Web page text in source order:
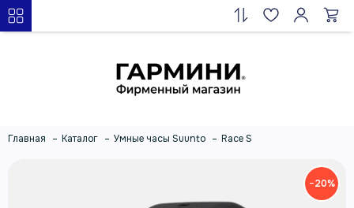
Главная Каталог Умные часы Suunto Race S
−20%